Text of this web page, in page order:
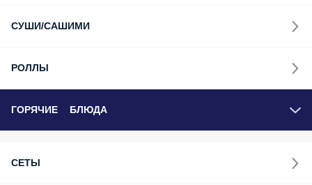
СУШИ/САШИМИ
РОЛЛЫ
ГОРЯЧИЕ БЛЮДА
СЕТЫ